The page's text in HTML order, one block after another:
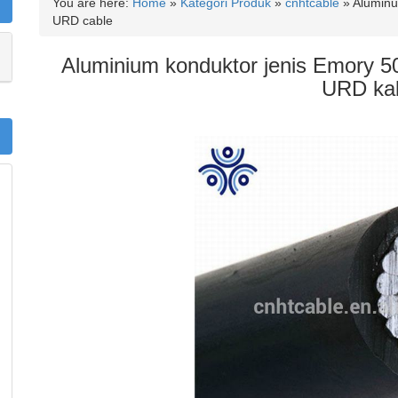
URD cable
Aluminium konduktor jenis Emory
URD